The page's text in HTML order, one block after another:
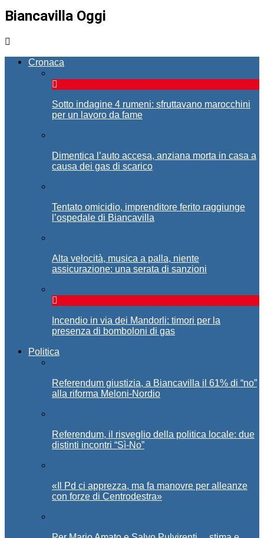
Biancavilla Oggi
Cronaca
Sotto indagine 4 rumeni: sfruttavano marocchini
per un lavoro da fame
Dimentica l’auto accesa, anziana morta in casa a
causa dei gas di scarico
Tentato omicidio, imprenditore ferito raggiunge
l’ospedale di Biancavilla
Alta velocità, musica a palla, niente
assicurazione: una serata di sanzioni
Incendio in via dei Mandorli: timori per la
presenza di bomboloni di gas
Politica
Referendum giustizia, a Biancavilla il 61% di “no”
alla riforma Meloni-Nordio
Referendum, il risveglio della politica locale: due
distinti incontri “Sì-No”
«Il Pd ci apprezza, ma fa manovre per alleanze
con forze di Centrodestra»